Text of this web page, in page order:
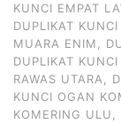
KUNCI EMPAT
DUPLIKAT
MUARA ENIM,
DUPLIKAT
RAWAS UTARA,
KUNCI OGAN
KOMERING ULU,